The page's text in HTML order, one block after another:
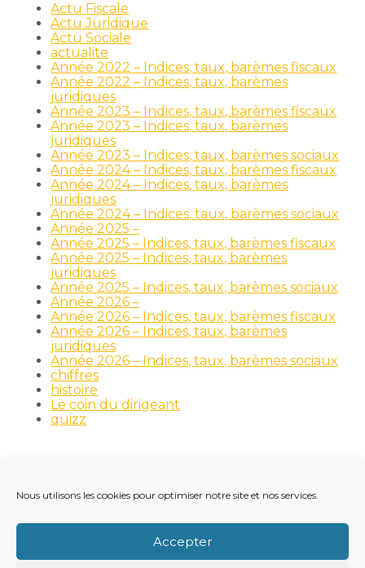
Nous utilisons les cookies pour optimiser notre site et nos services.
Accepter
Actu Fiscale
Actu Juridique
Actu Sociale
actualite
Année 2022 – Indices, taux, barèmes fiscaux
Année 2022 – Indices, taux, barèmes
juridiques
Année 2023 – Indices, taux, barèmes fiscaux
Année 2023 – Indices, taux, barèmes
juridiques
Année 2023 – Indices, taux, barèmes sociaux
Année 2024 – Indices, taux, barèmes fiscaux
Année 2024 – Indices, taux, barèmes
juridiques
Année 2024 – Indices, taux, barèmes sociaux
Année 2025 –
Année 2025 – Indices, taux, barèmes fiscaux
Année 2025 – Indices, taux, barèmes
juridiques
Année 2025 – Indices, taux, barèmes sociaux
Année 2026 –
Année 2026 – Indices, taux, barèmes fiscaux
Année 2026 – Indices, taux, barèmes
juridiques
Année 2026 – Indices, taux, barèmes sociaux
chiffres
histoire
Le coin du dirigeant
quizz
Principale
RECRUTEMENT
NOTRE ACTUALITÉ
VIE DU CABINET
CONTACT